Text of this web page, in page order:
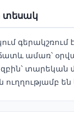
տեսակ
ամառ՝
տարեկան
են